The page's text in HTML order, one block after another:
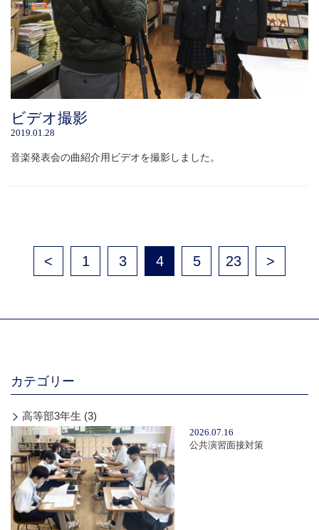
ビデオ撮影
2019.01.28
音楽発表会の曲紹介用ビデオを撮影しました。
< 1 3 4 5 23 >
カテゴリー
高等部3年生 (3)
2026.07.16
公共演習面接対策